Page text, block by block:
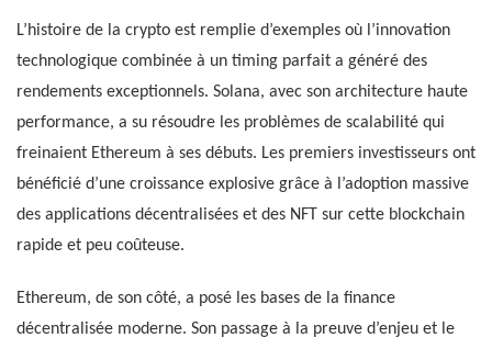
L’histoire de la crypto est remplie d’exemples où l’innovation
technologique combinée à un timing parfait a généré des
rendements exceptionnels. Solana, avec son architecture haute
performance, a su résoudre les problèmes de scalabilité qui
freinaient Ethereum à ses débuts. Les premiers investisseurs ont
bénéficié d’une croissance explosive grâce à l’adoption massive
des applications décentralisées et des NFT sur cette blockchain
rapide et peu coûteuse.
Ethereum, de son côté, a posé les bases de la finance
décentralisée moderne. Son passage à la preuve d’enjeu et le